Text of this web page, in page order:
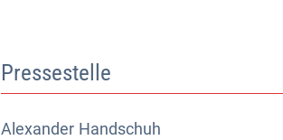
Pressestelle
Alexander Handschuh
Alexander Handschuh (Pressesprecher)